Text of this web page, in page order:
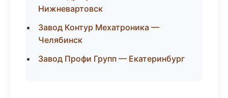
Нижневартовск
Завод Контур Мехатроника —
Челябинск
Завод Профи Групп — Екатеринбург